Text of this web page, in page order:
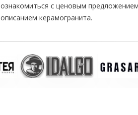
ознакомиться с ценовым
описанием керамогранита.